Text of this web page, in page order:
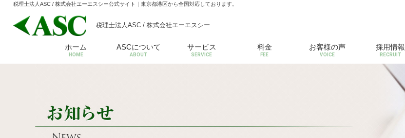
税理士法人ASC / 株式会社エーエスシー公式サイト ｜東京都港区から全国対応しております。
税理士法人ASC / 株式会社エーエスシー
ホーム
HOME
ASCについて
ABOUT
サービス
SERVICE
料金
FEE
お客様の声
VOICE
採用情報
RECRUIT